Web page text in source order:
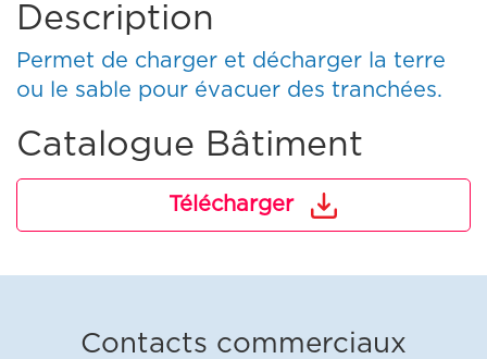
Description
Permet de charger et décharger la terre
ou le sable pour évacuer des tranchées.
Catalogue Bâtiment
Télécharger
Contacts commerciaux